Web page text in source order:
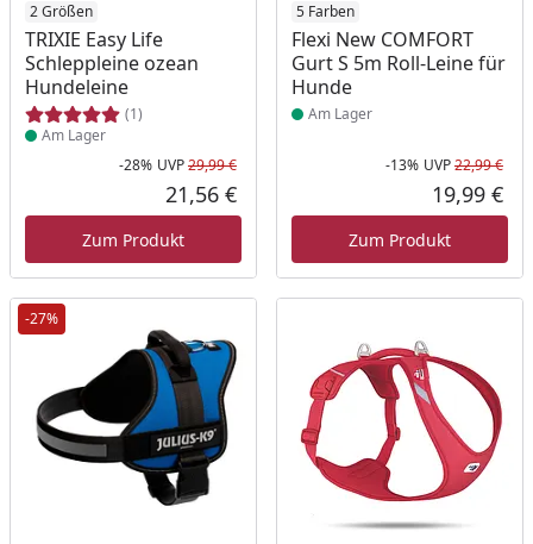
2 Größen
TRIXIE Easy Life
Schleppleine ozean
Hundeleine
(1)
Produkt am Lager
Am Lager
Rabatt in Prozent
-28%
Ursprünglicher Preis
UVP29,99 €
Aktueller Preis
21,56 €
Zum Produkt
5 Farben
Flexi New COMFORT
Gurt S 5m Roll-Leine für
Hunde
Produkt am Lager
Am Lager
-13% UVP22,99 €
19,99 €
Zum Produkt
-27%